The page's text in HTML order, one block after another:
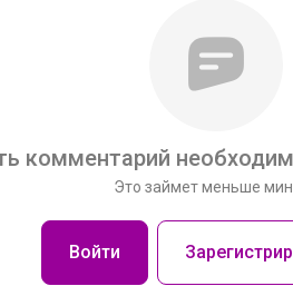
комментарий
Это займет меньше
Войти